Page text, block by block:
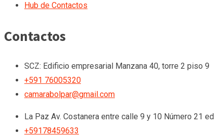
Hub de Contactos
Contactos
SCZ: Edificio empresarial Manzana 40, torre 2 piso 9
+591 76005320
camarabolpar@gmail.com
La Paz Av. Costanera entre calle 9 y 10 Número 21
+59178459633